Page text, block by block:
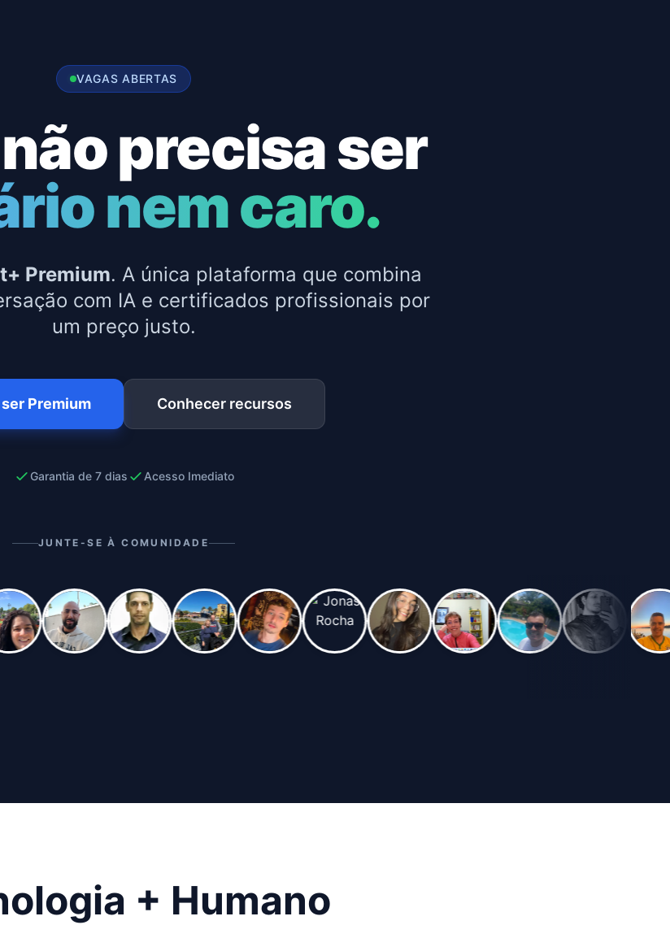
VAGAS ABERTAS
precisa ser
nem caro.
Premium. A única plataforma que combina
com IA e certificados profissionais por
um preço justo.
Premium Conhecer recursos
Garantia de 7 dias Acesso Imediato
JUNTE-SE À COMUNIDADE
+ Humano